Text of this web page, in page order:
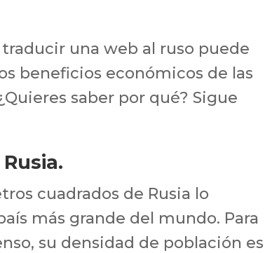
traducir una web al ruso puede
beneficios económicos de las
saber por qué? Sigue
cuadrados de Rusia lo
más grande del mundo. Para
su densidad de población es